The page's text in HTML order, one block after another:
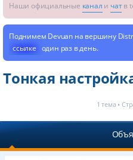
Наши официальные канал и чатв
Поднимем Devuan на вершину
ссылке один раз в день.
Тонкая
1 тема •